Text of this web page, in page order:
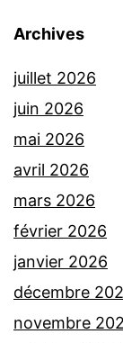
Archives
juillet 2026
juin 2026
mai 2026
avril 2026
mars 2026
février 2026
janvier 2026
décembre
novembre